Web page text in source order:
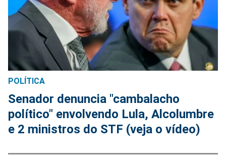
POLÍTICA
Senador denuncia "cambalacho
político" envolvendo Lula, Alcolumbre
e 2 ministros do STF (veja o vídeo)